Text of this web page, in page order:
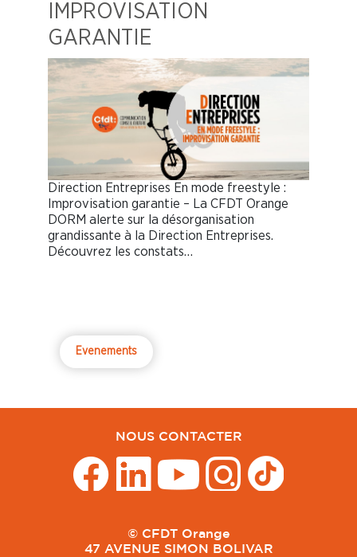
IMPROVISATION
GARANTIE
Direction Entreprises En mode freestyle :
Improvisation garantie – La CFDT Orange
DORM alerte sur la désorganisation
grandissante à la Direction Entreprises.
Découvrez les constats…
Evenements
NOUS CONTACTER
© CFDT Orange
47 AVENUE SIMON BOLIVAR